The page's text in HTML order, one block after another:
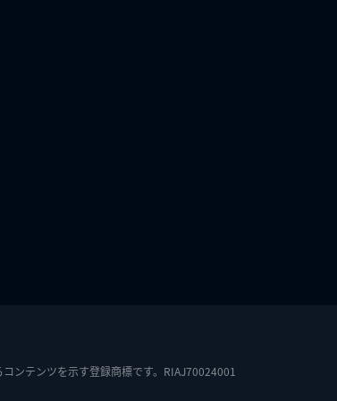
ンテンツを示す登録商標です。RIAJ70024001